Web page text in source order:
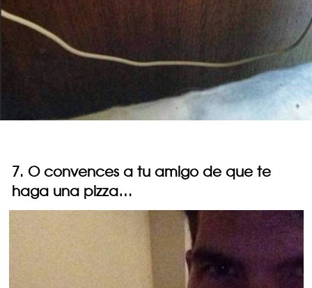
7. O convences a tu amigo de que te
haga una pizza…